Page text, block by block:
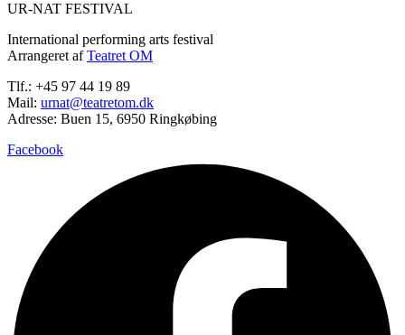
UR-NAT FESTIVAL
International performing arts festival
Arrangeret afTeatret OM
Tlf.: +45 97 44 19 89
Mail: urnat@teatretom.dk
Adresse: Buen 15, 6950 Ringkøbing
Facebook